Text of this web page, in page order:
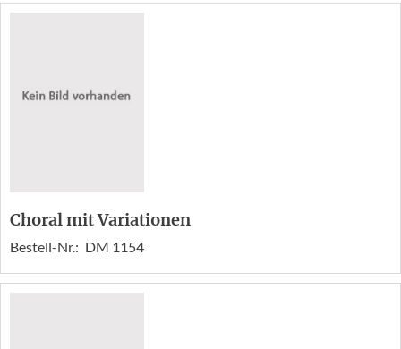
Choral mit Variationen
Bestell-Nr.: DM 1154